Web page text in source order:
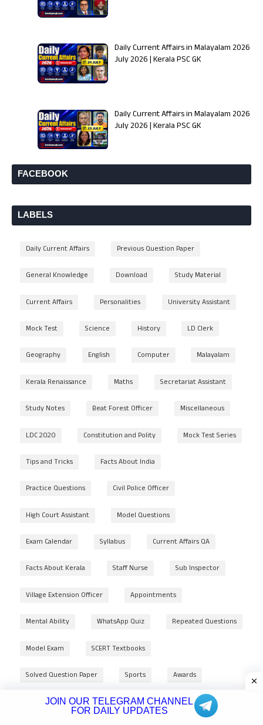
Daily Current Affairs in Malayalam 2026 |
July 2026 | Kerala PSC GK
Daily Current Affairs in Malayalam 2026 |
July 2026 | Kerala PSC GK
FACEBOOK
LABELS
Daily Current Affairs Previous Question Paper
General Knowledge Download Study Material
Current Affairs Personalities University Assistant
Mock Test Science History LD Clerk
Geography English Computer Malayalam
Kerala Renaissance Maths Secretariat Assistant
Study Notes Beat Forest Officer Miscellaneous
LDC 2020 Constitution and Polity Mock Test Series
Tips and Tricks Facts About India
Practice Questions Civil Police Officer
High Court Assistant Model Questions
Exam Calendar Syllabus Current Affairs QA
Facts About Kerala Staff Nurse Sub Inspector
Village Extension Officer Appointments
Mental Ability WhatsApp Quiz Repeated Questions
Model Exam SCERT Textbooks
Solved Question Paper Sports Awards
Lower Division Clerk WhatsApp
JOIN OUR TELEGRAM CHANNEL
FOR DAILY UPDATES